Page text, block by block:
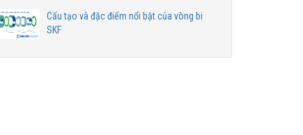
Cấu tạo và đặc điểm nổi bật của vòng bi
SKF